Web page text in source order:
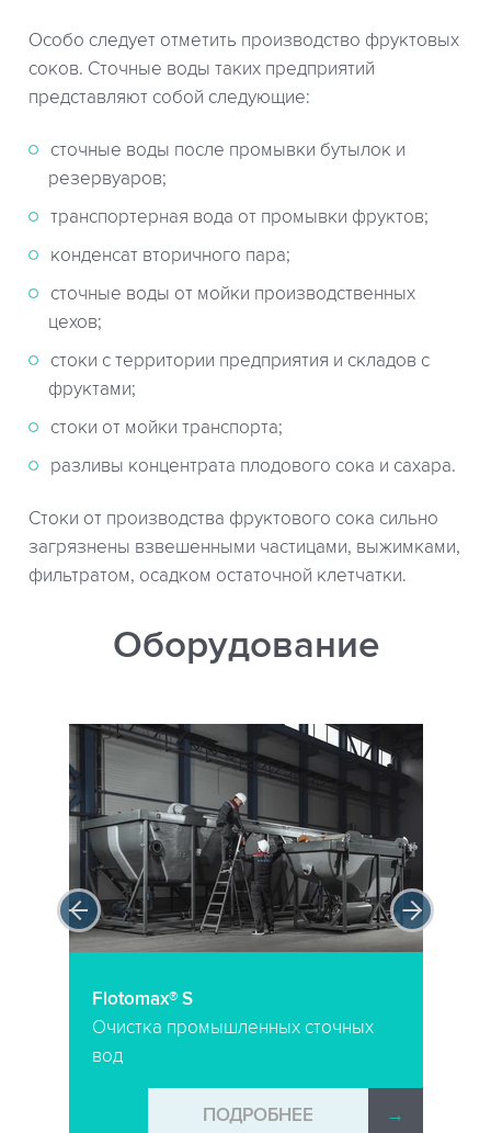
Особо следует отметить производство фруктовых
соков. Сточные воды таких предприятий
представляют собой следующие:
сточные воды после промывки бутылок и
резервуаров;
транспортерная вода от промывки фруктов;
конденсат вторичного пара;
сточные воды от мойки производственных
цехов;
стоки с территории предприятия и складов с
фруктами;
стоки от мойки транспорта;
разливы концентрата плодового сока и сахара.
Стоки от производства фруктового сока сильно
загрязнены взвешенными частицами, выжимками,
фильтратом, осадком остаточной клетчатки.
Оборудование
Flotomax® S
Очистка промышленных сточных
вод
ПОДРОБНЕЕ →